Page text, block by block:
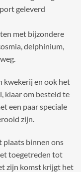
geleverd
met bijzondere
delphinium,
kwekerij en ook het
klaar om besteld te
een paar speciale
zijn.
plaats binnen ons
toegetreden tot
zijn komst krijgt het